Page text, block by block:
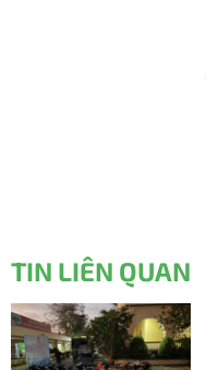
TIN LIÊN QUAN